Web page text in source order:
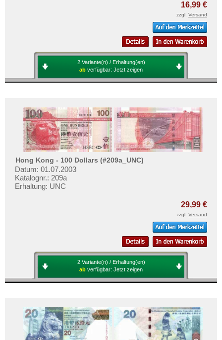
16,99 €
zzgl. Versand
2 Variante(n) / Erhaltung(en)
ab verfügbar: Jetzt zeigen
Hong Kong - 100 Dollars (#209a_UNC)
Datum: 01.07.2003
Katalognr.: 209a
Erhaltung: UNC
29,99 €
zzgl. Versand
2 Variante(n) / Erhaltung(en)
ab verfügbar: Jetzt zeigen